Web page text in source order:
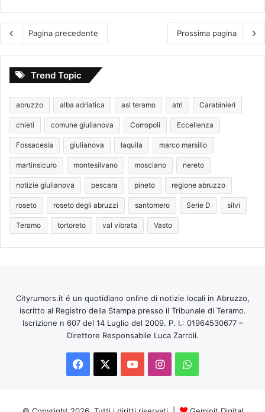
Pagina precedente Prossima pagina
Trend Topic
abruzzo alba adriatica asl teramo atri Carabinieri
chieti comune giulianova Corropoli Eccellenza
Fossacesia giulianova laquila marco marsilio
martinsicuro montesilvano mosciano nereto
notizie giulianova pescara pineto regione abruzzo
roseto roseto degli abruzzi santomero Serie D silvi
Teramo tortoreto val vibrata Vasto
Cityrumors.it é un quotidiano online di notizie locali in Abruzzo,
iscritto al Registro della Stampa presso il Tribunale di Teramo.
Iscrizione n 607 del 14 Luglio del 2009. P. I.: 01964530677 –
Direttore Responsabile Luca Zarroli.
Facebook
You InstagramWhatsApp